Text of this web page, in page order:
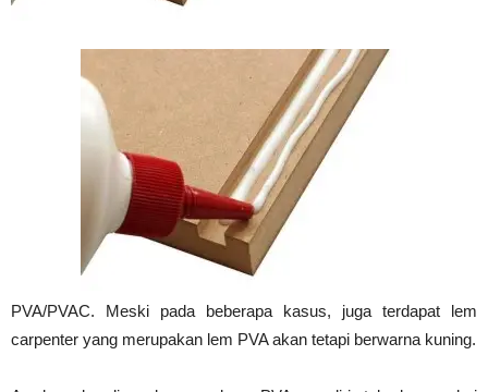
PVA/PVAC. Meski pada beberapa kasus, juga terdapat lem
carpenter yang merupakan lem PVA akan tetapi berwarna kuning.